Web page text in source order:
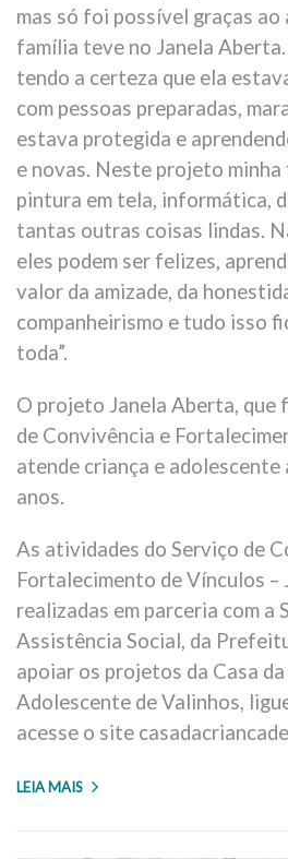
mas só foi possível graças ao
família teve no Janela
tendo a certeza que ela
com pessoas preparadas,
estava protegida e
e novas. Neste projeto
pintura em tela, informática,
tantas outras coisas lindas.
eles podem ser felizes,
valor da amizade, da
companheirismo e tudo isso
toda”.
O projeto Janela Aberta, que
de Convivência e
atende criança e adolescente
anos.
As atividades do Serviço de
Fortalecimento de Vínculos –
realizadas em parceria com a
Assistência Social, da
apoiar os projetos da Casa
Adolescente de Valinhos,
acesse o site
LEIA MAIS